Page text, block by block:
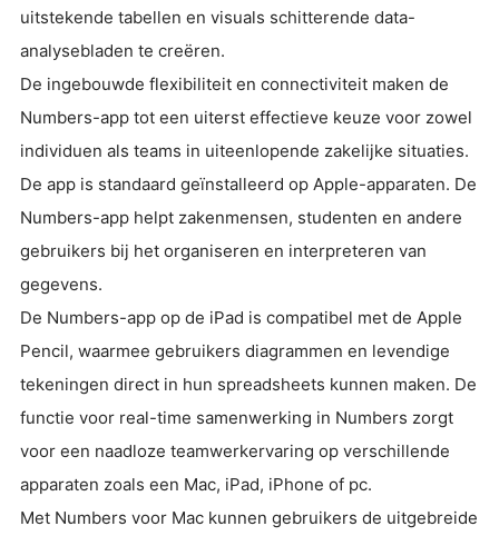
uitstekende tabellen en visuals schitterende data-
analysebladen te creëren.
De ingebouwde flexibiliteit en connectiviteit maken de
Numbers-app tot een uiterst effectieve keuze voor zowel
individuen als teams in uiteenlopende zakelijke situaties.
De app is standaard geïnstalleerd op Apple-apparaten. De
Numbers-app helpt zakenmensen, studenten en andere
gebruikers bij het organiseren en interpreteren van
gegevens.
De Numbers-app op de iPad is compatibel met de Apple
Pencil, waarmee gebruikers diagrammen en levendige
tekeningen direct in hun spreadsheets kunnen maken. De
functie voor real-time samenwerking in Numbers zorgt
voor een naadloze teamwerkervaring op verschillende
apparaten zoals een Mac, iPad, iPhone of pc.
Met Numbers voor Mac kunnen gebruikers de uitgebreide